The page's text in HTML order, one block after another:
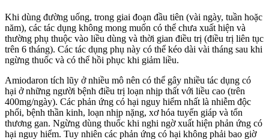
Khi dùng đường uống, trong giai đoạn đầu tiên (vài ngày, tuần hoặc
năm), các tác dụng không mong muốn có thể chưa xuất hiện và
thường phụ thuộc vào liều dùng và thời gian điều trị (điều trị liên tục
trên 6 tháng). Các tác dụng phụ này có thể kéo dài vài tháng sau khi
ngừng thuốc và có thể hồi phục khi giảm liều.
Amiodaron tích lũy ở nhiều mô nên có thể gây nhiều tác dụng có
hại ở những người bệnh điều trị loạn nhịp thất với liều cao (trên
400mg/ngày). Các phản ứng có hại nguy hiểm nhất là nhiễm độc
phổi, bệnh thần kinh, loạn nhịp nặng, xơ hóa tuyến giáp và tổn
thương gan. Ngừng dùng thuốc khi nghi ngờ xuất hiện phản ứng có
hại nguy hiểm. Tuy nhiên các phản ứng có hại không phải bao giờ